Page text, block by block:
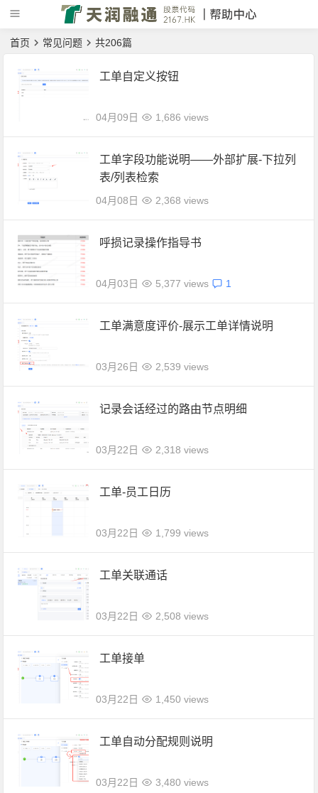
首页 常见问题 共206篇
工单自定义按钮
04月09日 1,686 views
工单字段功能说明——外部扩展-下拉列
表/列表检索
04月08日 2,368 views
呼损记录操作指导书
04月03日 5,377 views 1
工单满意度评价-展示工单详情说明
03月26日 2,539 views
记录会话经过的路由节点明细
03月22日 2,318 views
工单-员工日历
03月22日 1,799 views
工单关联通话
03月22日 2,508 views
工单接单
03月22日 1,450 views
工单自动分配规则说明
03月22日 3,480 views